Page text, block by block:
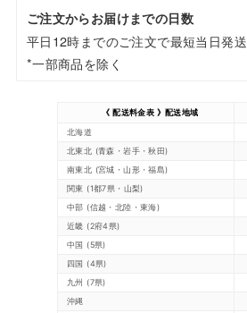
ご注文からお届けまでの日数
平日12時までのご注文で最短当日発送
*一部商品を除く
《 配送料金表 》配送地域
北海道
北東北 (青森・岩手・秋田)
南東北 (宮城・山形・福島)
関東 (1都7県・山梨)
中部 (信越・北陸・東海)
近畿 (2府4県)
中国 (5県)
四国 (4県)
九州 (7県)
沖縄